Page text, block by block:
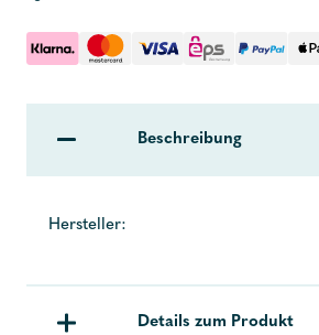
Beschreibung
Hersteller:
Details zum Produkt